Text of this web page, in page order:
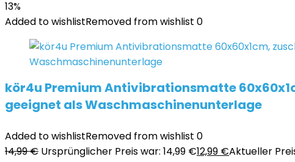
13%
Added to wishlistRemoved from wishlist 0
kör4u Premium Antivibrationsmatte
geeignet als Waschmaschinenunterlage
Added to wishlistRemoved from wishlist 0
14,99€ Ursprünglicher Preis war: 14,99 €12,99 €Aktueller